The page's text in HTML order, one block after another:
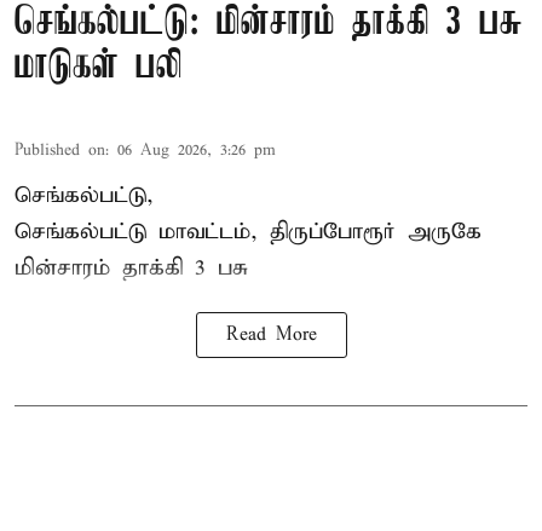
செங்கல்பட்டு: மின்சாரம் தாக்கி 3 பசு
மாடுகள் பலி
Published on: 06 Aug 2026, 3:26 pm
செங்கல்பட்டு,
செங்கல்பட்டு மாவட்டம், திருப்போரூர் அருகே
மின்சாரம் தாக்கி 3 பசு
Read More